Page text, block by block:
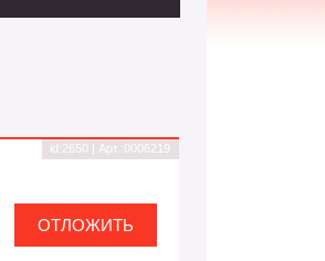
id:2650 | Арт.:0006219